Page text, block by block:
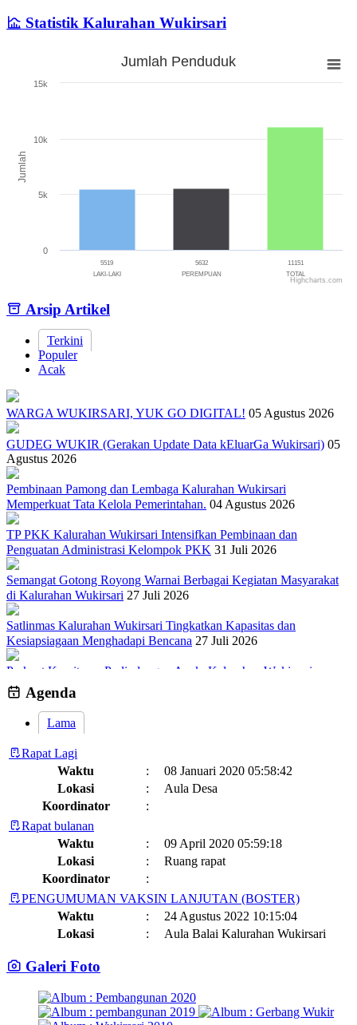
Statistik Kalurahan Wukirsari
The chart has 1 Y axis displaying Jumlah. Range: 0 to 15000.
Jumlah
Jumlah Penduduk
5519
LAKI-LAKI
5632
PEREMPUAN
11151
TOTAL
0
5k
10k
15k
Highcharts.com
Arsip Artikel
Terkini
Populer
Acak
WARGA WUKIRSARI, YUK GO DIGITAL! 05 Agustus 2026
GUDEG WUKIR (Gerakan Update Data kEluarGa Wukirsari) 05
Agustus 2026
Pembinaan Pamong dan Lembaga Kalurahan Wukirsari
Memperkuat Tata Kelola Pemerintahan. 04 Agustus 2026
TP PKK Kalurahan Wukirsari Intensifkan Pembinaan dan
Penguatan Administrasi Kelompok PKK 31 Juli 2026
Semangat Gotong Royong Warnai Berbagai Kegiatan Masyarakat
di Kalurahan Wukirsari 27 Juli 2026
Satlinmas Kalurahan Wukirsari Tingkatkan Kapasitas dan
Kesiapsiagaan Menghadapi Bencana 27 Juli 2026
Perkuat Komitmen Perlindungan Anak, Kalurahan Wukirsari
Menggelar Sosialisasi dan Outbond Desa Ramah Anak
Agenda
Lama
Rapat Lagi
Waktu
:
08 Januari 2020 05:58:42
Lokasi
:
Aula Desa
Koordinator
:
Rapat bulanan
Waktu
:
09 April 2020 05:59:18
Lokasi
:
Ruang rapat
Koordinator
:
PENGUMUMAN VAKSIN LANJUTAN (BOSTER)
Waktu
:
24 Agustus 2022 10:15:04
Lokasi
:
Aula Balai Kalurahan Wukirsari
Jadwal dan Agenda Sisir Adminduk Kalurahan Wukirsari
Waktu
:
03 Februari 2023 08:44:13
Lokasi
:
Galeri Foto